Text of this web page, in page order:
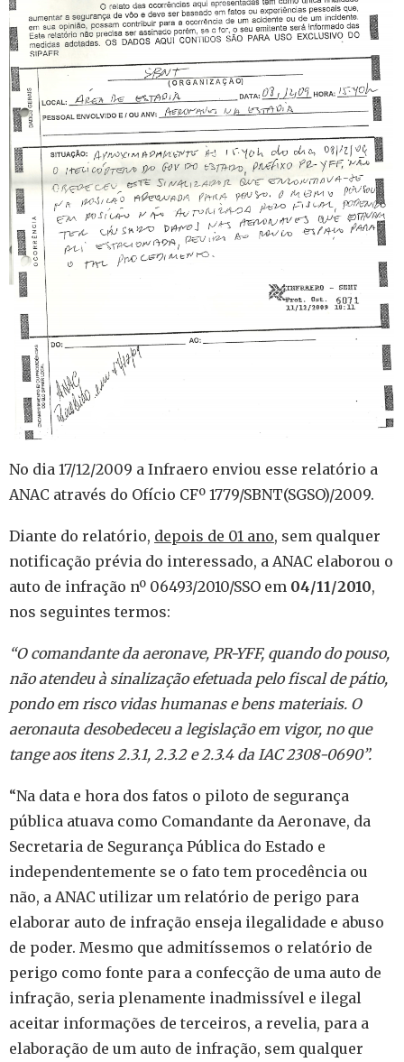
No dia 17/12/2009 a Infraero enviou esse relatório a
ANAC através do Ofício CFº 1779/SBNT(SGSO)/2009.
Diante do relatório, depois de 01 ano, sem qualquer
notificação prévia do interessado, a ANAC elaborou o
auto de infração nº 06493/2010/SSO em 04/11/2010,
nos seguintes termos:
“O comandante da aeronave, PR-YFF, quando do pouso,
não atendeu à sinalização efetuada pelo fiscal de pátio,
pondo em risco vidas humanas e bens materiais. O
aeronauta desobedeceu a legislação em vigor, no que
tange aos itens 2.3.1, 2.3.2 e 2.3.4 da IAC 2308-0690”.
“Na data e hora dos fatos o piloto de segurança
pública atuava como Comandante da Aeronave, da
Secretaria de Segurança Pública do Estado e
independentemente se o fato tem procedência ou
não, a ANAC utilizar um relatório de perigo para
elaborar auto de infração enseja ilegalidade e abuso
de poder. Mesmo que admitíssemos o relatório de
perigo como fonte para a confecção de uma auto de
infração, seria plenamente inadmissível e ilegal
aceitar informações de terceiros, a revelia, para a
elaboração de um auto de infração, sem qualquer